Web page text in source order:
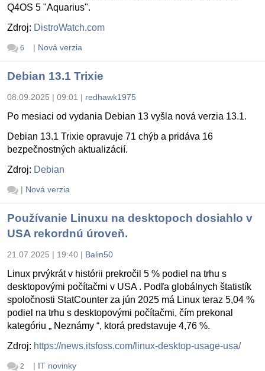
Q4OS 5 "Aquarius".
Zdroj: DistroWatch.com
6 | Nová verzia
Debian 13.1 Trixie
08.09.2025 | 09:01 | redhawk1975
Po mesiaci od vydania Debian 13 vyšla nová verzia 13.1.
Debian 13.1 Trixie opravuje 71 chýb a pridáva 16
bezpečnostných aktualizácií.
Zdroj: Debian
| Nová verzia
Používanie Linuxu na desktopoch dosiahlo v
USA rekordnú úroveň.
21.07.2025 | 19:40 | Balin50
Linux prvýkrát v histórii prekročil 5 % podiel na trhu s
desktopovými počítačmi v USA . Podľa globálnych štatistík
spoločnosti StatCounter za jún 2025 má Linux teraz 5,04 %
podiel na trhu s desktopovými počítačmi, čím prekonal
kategóriu „ Neznámy “, ktorá predstavuje 4,76 %.
Zdroj: https://news.itsfoss.com/linux-desktop-usage-usa/
2 | IT novinky